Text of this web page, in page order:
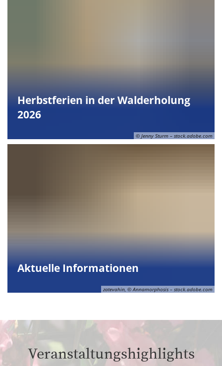
© Jenny Sturm – stock.adobe.com
Herbstferien in der Walderholung
2026
zatevahin, © Annamorphosis – stock.adobe.com
Aktuelle Informationen
Veranstaltungshighlights